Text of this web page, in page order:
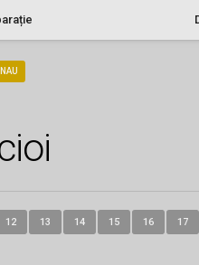
12 13 14 15 16 17